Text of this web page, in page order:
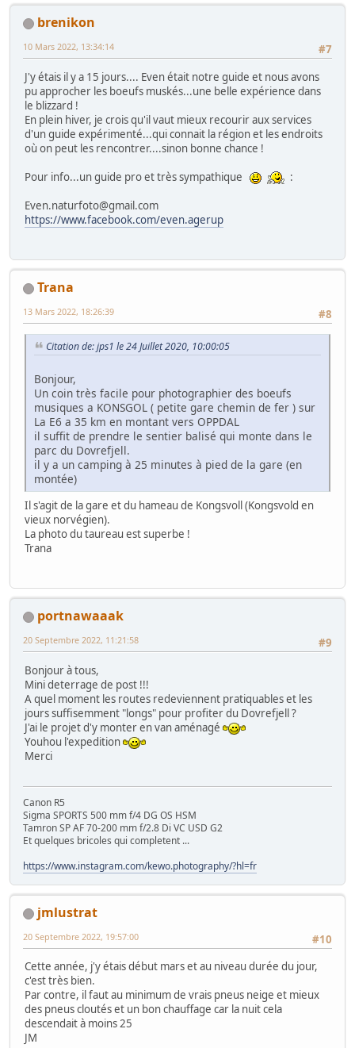
brenikon
#7
10 Mars 2022, 13:34:14
J'y étais il y a 15 jours.... Even était notre guide et nous avons
pu approcher les boeufs muskés...une belle expérience dans
le blizzard !
En plein hiver, je crois qu'il vaut mieux recourir aux services
d'un guide expérimenté...qui connait la région et les endroits
où on peut les rencontrer....sinon bonne chance !
Pour info...un guide pro et très sympathique
:
Even.naturfoto@gmail.com
https://www.facebook.com/even.agerup
Trana
#8
13 Mars 2022, 18:26:39
Citation de: jps1 le 24 Juillet 2020, 10:00:05
Bonjour,
Un coin très facile pour photographier des boeufs
musiques a KONSGOL ( petite gare chemin de fer ) sur
La E6 a 35 km en montant vers OPPDAL
il suffit de prendre le sentier balisé qui monte dans le
parc du Dovrefjell.
il y a un camping à 25 minutes à pied de la gare (en
montée)
Il s'agit de la gare et du hameau de Kongsvoll (Kongsvold en
vieux norvégien).
La photo du taureau est superbe !
Trana
portnawaaak
#9
20 Septembre 2022, 11:21:58
Bonjour à tous,
Mini deterrage de post !!!
A quel moment les routes redeviennent pratiquables et les
jours suffisemment "longs" pour profiter du Dovrefjell ?
J'ai le projet d'y monter en van aménagé
Youhou l'expedition
Merci
Canon R5
Sigma SPORTS 500 mm f/4 DG OS HSM
Tamron SP AF 70-200 mm f/2.8 Di VC USD G2
Et quelques bricoles qui completent ...
https://www.instagram.com/kewo.photography/?hl=fr
jmlustrat
#10
20 Septembre 2022, 19:57:00
Cette année, j'y étais début mars et au niveau durée du jour,
c'est très bien.
Par contre, il faut au minimum de vrais pneus neige et mieux
des pneus cloutés et un bon chauffage car la nuit cela
descendait à moins 25
JM